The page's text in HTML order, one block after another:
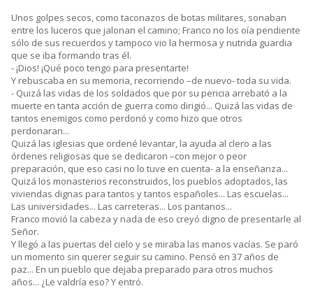
Unos golpes secos, como taconazos de botas militares, sonaban
entre los luceros que jalonan el camino; Franco no los oía pendiente
sólo de sus recuerdos y tampoco vio la hermosa y nutrida guardia
que se iba formando tras él.
- ¡Dios! ¡Qué poco tengo para presentarte!
Y rebuscaba en su memoria, recorriendo –de nuevo- toda su vida.
- Quizá las vidas de los soldados que por su pericia arrebató a la
muerte en tanta acción de guerra como dirigió... Quizá las vidas de
tantos enemigos como perdonó y como hizo que otros
perdonaran...
Quizá las iglesias que ordené levantar, la ayuda al clero a las
órdenes religiosas que se dedicaron –con mejor o peor
preparación, que eso casi no lo tuve en cuenta- a la enseñanza...
Quizá los monasterios reconstruidos, los pueblos adoptados, las
viviendas dignas para tantos y tantos españoles... Las escuelas...
Las universidades... Las carreteras... Los pantanos...
Franco movió la cabeza y nada de eso creyó digno de presentarle al
Señor.
Y llegó a las puertas del cielo y se miraba las manos vacías. Se paró
un momento sin querer seguir su camino. Pensó en 37 años de
paz... En un pueblo que dejaba preparado para otros muchos
años... ¿Le valdría eso? Y entró.